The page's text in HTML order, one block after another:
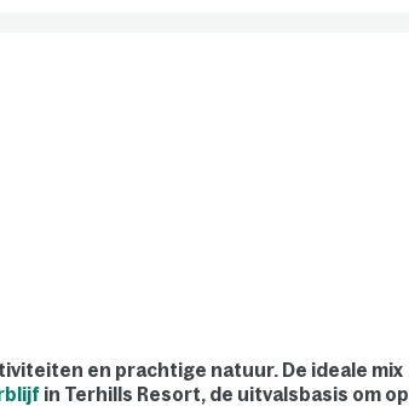
en prachtige natuur. De ideale mix
in Terhills Resort, de uitvalsbasis om op